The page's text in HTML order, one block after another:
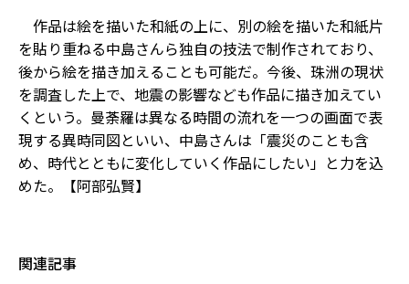
作品は絵を描いた和紙の上に、別の絵を描いた和紙片
を貼り重ねる中島さんら独自の技法で制作されており、
後から絵を描き加えることも可能だ。今後、珠洲の現状
を調査した上で、地震の影響なども作品に描き加えてい
くという。曼荼羅は異なる時間の流れを一つの画面で表
現する異時同図といい、中島さんは「震災のことも含
め、時代とともに変化していく作品にしたい」と力を込
めた。【阿部弘賢】
関連記事